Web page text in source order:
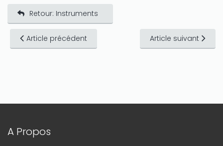
Retour: Instruments
Article précédent Article suivant
A Propos